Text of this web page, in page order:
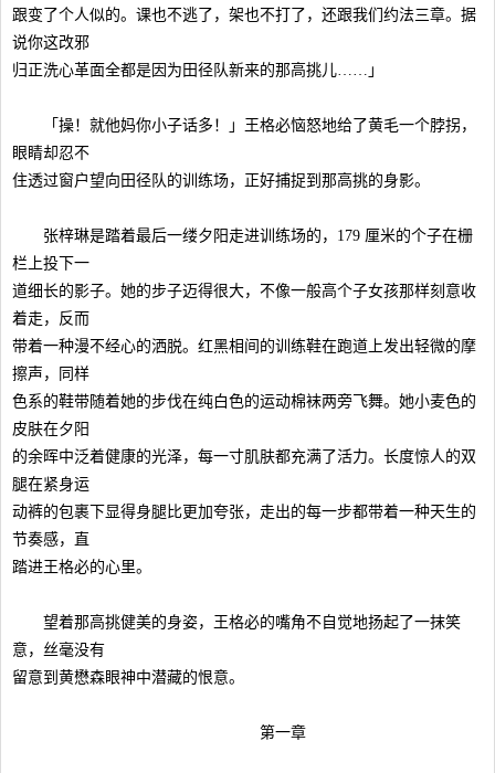
跟变了个人似的。课也不逃了，架也不打了，还跟我们约法三章。据
说你这改邪
归正洗心革面全都是因为田径队新来的那高挑儿……」
「操！就他妈你小子话多！」王格必恼怒地给了黄毛一个脖拐，
眼睛却忍不
住透过窗户望向田径队的训练场，正好捕捉到那高挑的身影。
张梓琳是踏着最后一缕夕阳走进训练场的，179 厘米的个子在栅
栏上投下一
道细长的影子。她的步子迈得很大，不像一般高个子女孩那样刻意收
着走，反而
带着一种漫不经心的洒脱。红黑相间的训练鞋在跑道上发出轻微的摩
擦声，同样
色系的鞋带随着她的步伐在纯白色的运动棉袜两旁飞舞。她小麦色的
皮肤在夕阳
的余晖中泛着健康的光泽，每一寸肌肤都充满了活力。长度惊人的双
腿在紧身运
动裤的包裹下显得身腿比更加夸张，走出的每一步都带着一种天生的
节奏感，直
踏进王格必的心里。
望着那高挑健美的身姿，王格必的嘴角不自觉地扬起了一抹笑
意，丝毫没有
留意到黄懋森眼神中潜藏的恨意。
第一章